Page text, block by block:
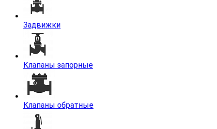
Задвижки
Клапаны запорные
Клапаны обратные